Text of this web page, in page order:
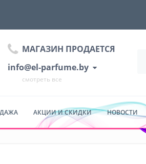
МАГАЗИН ПРОДАЕТСЯ
info@el-parfume.by
смотреть все
АКЦИИ И СКИДКИ НОВОСТИ